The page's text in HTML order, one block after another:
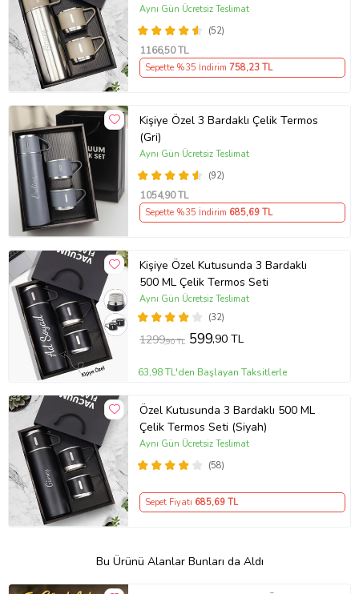
(52)
Aynı Gün Ücretsiz Teslimat
1166,50 TL
Sepette %35 İndirim 758,23 TL
Kişiye Özel 3 Bardaklı Çelik Termos
(Gri)
(92)
Aynı Gün Ücretsiz Teslimat
1054,90 TL
Sepette %35 İndirim 685,69 TL
Kişiye Özel Kutusunda 3 Bardaklı
500 ML Çelik Termos Seti
(32)
Aynı Gün Ücretsiz Teslimat
1299,90 TL 599,90 TL
63,98 TL'den Başlayan Taksitlerle
Özel Kutusunda 3 Bardaklı 500 ML
Çelik Termos Seti (Siyah)
(58)
Aynı Gün Ücretsiz Teslimat
Sepet Fiyatı 685,69 TL
Bu Ürünü Alanlar Bunları da Aldı